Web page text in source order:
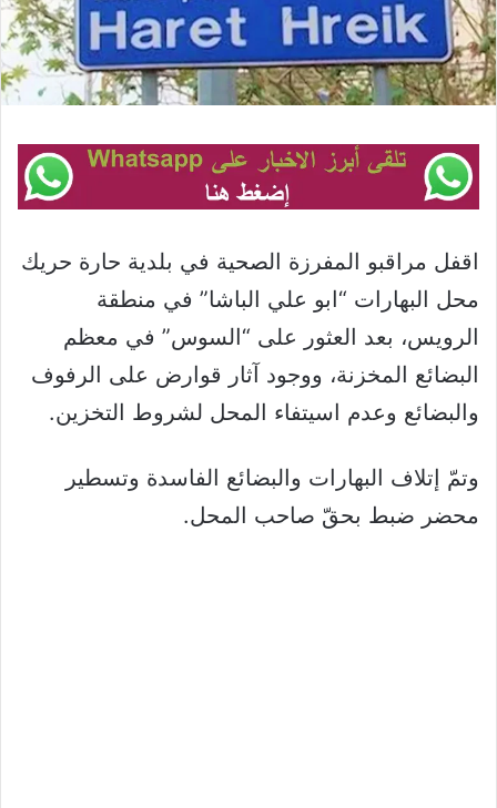
اقفل مراقبو المفرزة الصحية في بلدية حارة حريك
محل البهارات “ابو علي الباشا” في منطقة
الرويس، بعد العثور على “السوس” في معظم
البضائع المخزنة، ووجود آثار قوارض على الرفوف
والبضائع وعدم اسيتفاء المحل لشروط التخزين.
وتمّ إتلاف البهارات والبضائع الفاسدة وتسطير
محضر ضبط بحقّ صاحب المحل.